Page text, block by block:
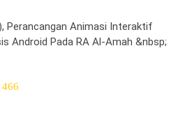
Perancangan Animasi Interaktif
Android Pada RA Al-Amah &nbsp;
466